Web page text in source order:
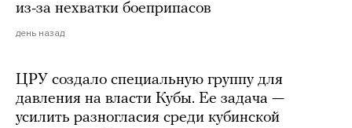
из-за нехватки боеприпасов
день назад
ЦРУ создало специальную группу для
давления на власти Кубы. Ее задача —
усилить разногласия среди кубинской